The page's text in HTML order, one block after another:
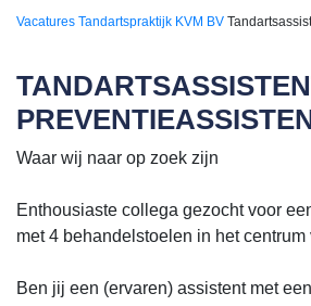
Vacatures Tandartspraktijk KVM BV
Waar wij naar op zoek zijn
Enthousiaste collega gezocht voor
met 4 behandelstoelen in het
Ben jij een (ervaren) assistent met